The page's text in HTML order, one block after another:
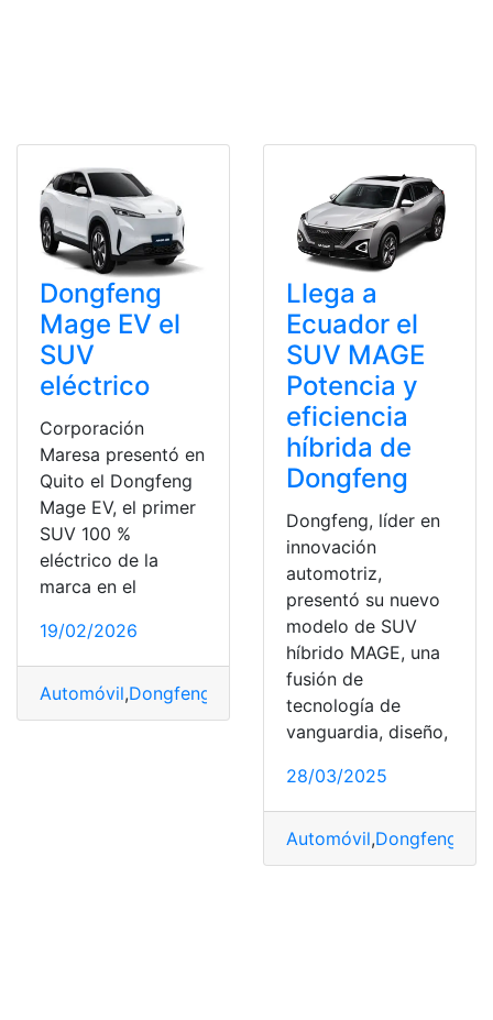
Dongfeng
Mage EV el
SUV
eléctrico
Corporación
Maresa presentó en
Quito el Dongfeng
Mage EV, el primer
SUV 100 %
eléctrico de la
marca en el
19/02/2026
Automóvil,Dongfeng Eléctrico, emisiones
Llega a
Ecuador el
SUV MAGE
Potencia y
eficiencia
híbrida de
Dongfeng
Dongfeng, líder en
innovación
automotriz,
presentó su nuevo
modelo de SUV
híbrido MAGE, una
fusión de
tecnología de
vanguardia, diseño,
28/03/2025
Automóvil,Dongfeng